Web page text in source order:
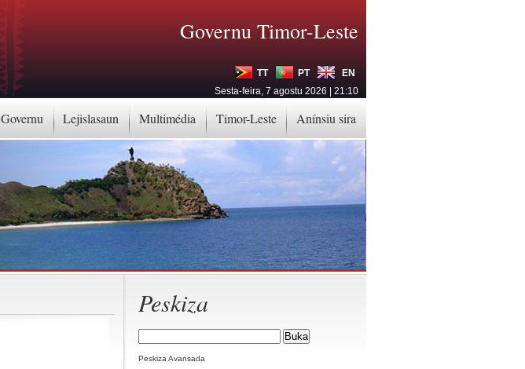
Governu Lejislasaun Multimédia Timor-Leste Anínsiu sira
Governu Timor-Leste
TT PT
EN
Sesta-feira, 7 agostu 2026 | 21:10
Peskiza
Peskiza Avansada